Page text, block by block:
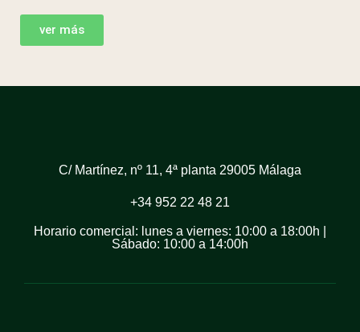
ver más
C/ Martínez, nº 11, 4ª planta 29005 Málaga
+34 952 22 48 21
Horario comercial: lunes a viernes: 10:00 a 18:00h |
Sábado: 10:00 a 14:00h